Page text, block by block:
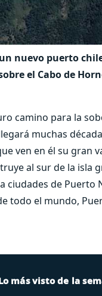
nuevo puerto
el Cabo de
camino para la
muchas
ven en él su gran
al sur de la isla
de Puerto
todo el mundo,
más visto de la